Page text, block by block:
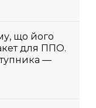
що його
для ППО.
—